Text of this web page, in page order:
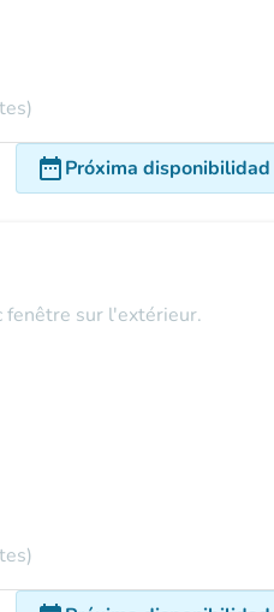
date_rangePróxima disponibilidad
fenêtre sur l'extérieur.